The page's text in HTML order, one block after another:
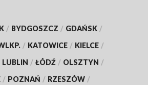
/ BYDGOSZCZ / GDAŃSK /
/ KATOWICE / KIELCE /
LUBLIN / ŁÓDŹ / OLSZTYN /
/ POZNAŃ / RZESZÓW /